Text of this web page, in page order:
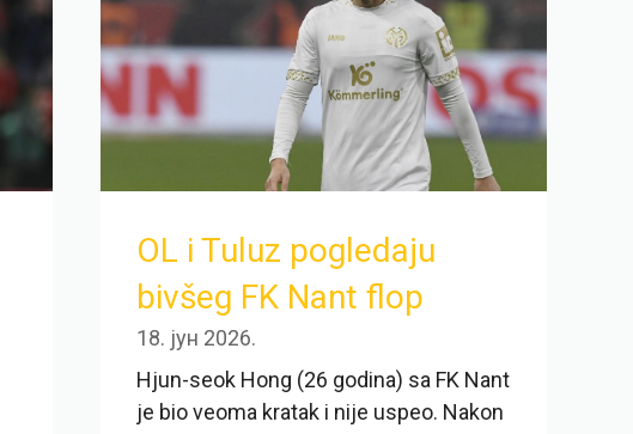
OL i Tuluz pogledaju
bivšeg FK Nant flop
18. јун 2026.
Hjun-seok Hong (26 godina) sa FK Nant
je bio veoma kratak i nije uspeo. Nakon